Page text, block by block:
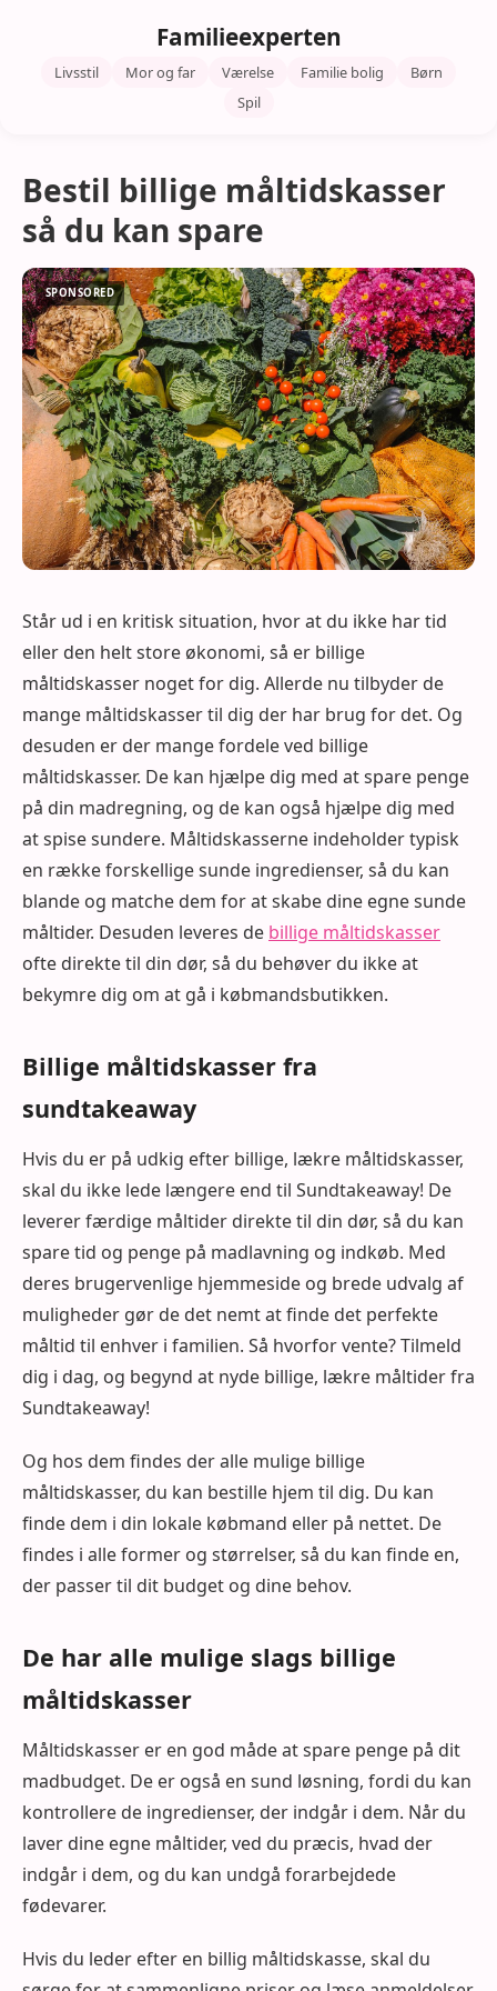
Familieexperten
Livsstil Mor og far Værelse Familie bolig
Børn
Spil
Bestil billige måltidskasser
så du kan spare
Står ud i en kritisk situation, hvor at du ikke har tid
eller den helt store økonomi, så er billige
måltidskasser noget for dig. Allerde nu tilbyder de
mange måltidskasser til dig der har brug for det. Og
desuden er der mange fordele ved billige
måltidskasser. De kan hjælpe dig med at spare penge
på din madregning, og de kan også hjælpe dig med
at spise sundere. Måltidskasserne indeholder typisk
en række forskellige sunde ingredienser, så du kan
blande og matche dem for at skabe dine egne sunde
måltider. Desuden leveres de billige måltidskasser
ofte direkte til din dør, så du behøver du ikke at
bekymre dig om at gå i købmandsbutikken.
Billige måltidskasser fra
sundtakeaway
Hvis du er på udkig efter billige, lækre måltidskasser,
skal du ikke lede længere end til Sundtakeaway! De
leverer færdige måltider direkte til din dør, så du kan
spare tid og penge på madlavning og indkøb. Med
deres brugervenlige hjemmeside og brede udvalg af
muligheder gør de det nemt at finde det perfekte
måltid til enhver i familien. Så hvorfor vente? Tilmeld
dig i dag, og begynd at nyde billige, lækre måltider fra
Sundtakeaway!
Og hos dem findes der alle mulige billige
måltidskasser, du kan bestille hjem til dig. Du kan
finde dem i din lokale købmand eller på nettet. De
findes i alle former og størrelser, så du kan finde en,
der passer til dit budget og dine behov.
De har alle mulige slags billige
måltidskasser
Måltidskasser er en god måde at spare penge på dit
madbudget. De er også en sund løsning, fordi du kan
kontrollere de ingredienser, der indgår i dem. Når du
laver dine egne måltider, ved du præcis, hvad der
indgår i dem, og du kan undgå forarbejdede
fødevarer.
Hvis du leder efter en billig måltidskasse, skal du